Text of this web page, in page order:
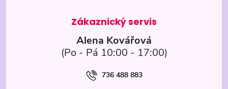
Alena Kovářová
736 488 883